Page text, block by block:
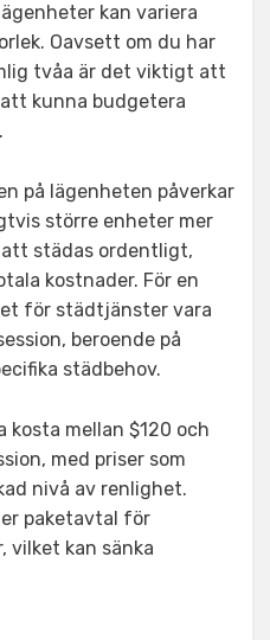
kan variera
Oavsett om du har
tvåa är det viktigt att
kunna budgetera
på lägenheten påverkar
större enheter mer
städas ordentligt,
kostnader. För en
för städtjänster vara
beroende på
städbehov.
kosta mellan $120 och
med priser som
nivå av renlighet.
paketavtal för
vilket kan sänka